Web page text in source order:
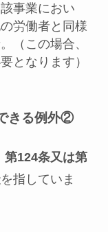
事業におい
労働者と同様
（この場合、
となります）
きる例外②
第124条又は第
を指していま